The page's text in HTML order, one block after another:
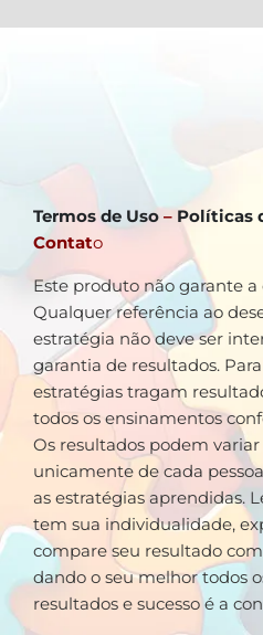
Termos de Uso – Políticas
Contato
Este produto não garante
Qualquer referência ao
estratégia não deve ser
garantia de resultados.
estratégias tragam
todos os ensinamentos
Os resultados podem
unicamente de cada
as estratégias aprendidas.
tem sua individualidade,
compare seu resultado
dando o seu melhor todos
resultados e sucesso é a